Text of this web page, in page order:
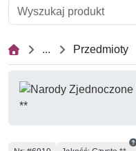
... Przedmioty